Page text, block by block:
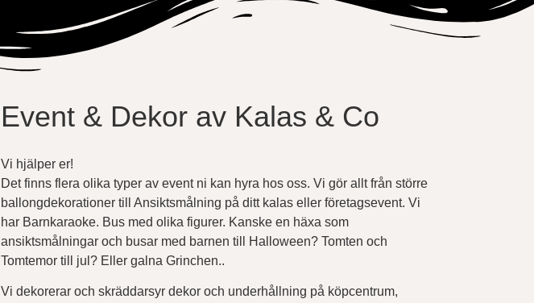
Event & Dekor av Kalas & Co
Vi hjälper er!
Det finns flera olika typer av event ni kan hyra hos oss. Vi gör allt från större
ballongdekorationer till Ansiktsmålning på ditt kalas eller företagsevent. Vi
har Barnkaraoke. Bus med olika figurer. Kanske en häxa som
ansiktsmålningar och busar med barnen till Halloween? Tomten och
Tomtemor till jul? Eller galna Grinchen..
Vi dekorerar och skräddarsyr dekor och underhållning på köpcentrum,